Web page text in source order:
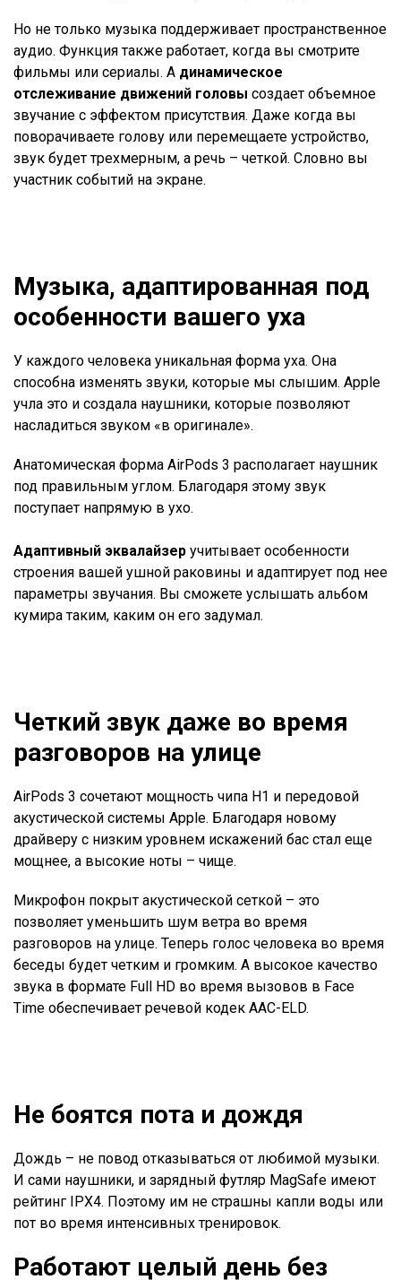
Но не только музыка поддерживает пространственное
аудио. Функция также работает, когда вы смотрите
фильмы или сериалы. А динамическое
отслеживание движений головы создает объемное
звучание с эффектом присутствия. Даже когда вы
поворачиваете голову или перемещаете устройство,
звук будет трехмерным, а речь – четкой. Словно вы
участник событий на экране.
Музыка, адаптированная под
особенности вашего уха
У каждого человека уникальная форма уха. Она
способна изменять звуки, которые мы слышим. Apple
учла это и создала наушники, которые позволяют
насладиться звуком «в оригинале».
Анатомическая форма AirPods 3 располагает наушник
под правильным углом. Благодаря этому звук
поступает напрямую в ухо.
Адаптивный эквалайзер учитывает особенности
строения вашей ушной раковины и адаптирует под нее
параметры звучания. Вы сможете услышать альбом
кумира таким, каким он его задумал.
Четкий звук даже во время
разговоров на улице
AirPods 3 сочетают мощность чипа Н1 и передовой
акустической системы Apple. Благодаря новому
драйверу с низким уровнем искажений бас стал еще
мощнее, а высокие ноты – чище.
Микрофон покрыт акустической сеткой – это
позволяет уменьшить шум ветра во время
разговоров на улице. Теперь голос человека во время
беседы будет четким и громким. А высокое качество
звука в формате Full HD во время вызовов в Face
Time обеспечивает речевой кодек AAC-ELD.
Не боятся пота и дождя
Дождь – не повод отказываться от любимой музыки.
И сами наушники, и зарядный футляр MagSafe имеют
рейтинг IPX4. Поэтому им не страшны капли воды или
пот во время интенсивных тренировок.
Работают целый день без